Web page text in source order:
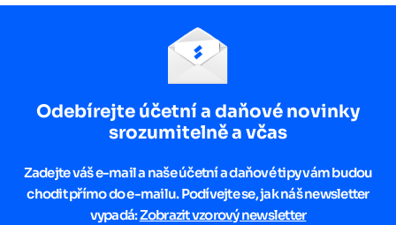
Odebírejte účetní a daňové novinky
srozumitelně a včas
Zadejte váš e-mail a naše účetní a daňové tipy vám budou
chodit přímo do e-mailu. Podívejte se, jak náš newsletter
vypadá:Zobrazit vzorový newsletter